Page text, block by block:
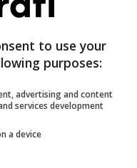
Telegrafi.
presidenti
.
to use your
purposes:
advertising and content
services development
a device